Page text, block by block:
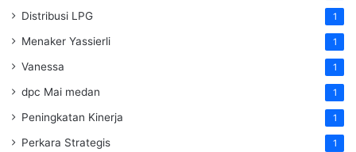
Distribusi LPG 1
Menaker Yassierli 1
Vanessa 1
dpc Mai medan 1
Peningkatan Kinerja 1
Perkara Strategis 1